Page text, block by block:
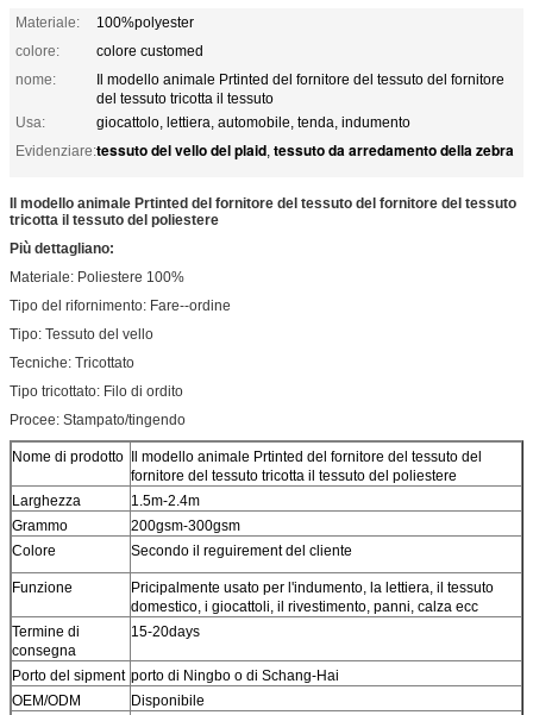
Materiale:
100%polyester
colore:
colore customed
nome:
Il modello animale Prtinted del fornitore del tessuto del fornitore
del tessuto tricotta il tessuto
Usa:
giocattolo, lettiera, automobile, tenda, indumento
Evidenziare:tessuto del vello del plaid, tessuto da arredamento della zebra
Il modello animale Prtinted del fornitore del tessuto del fornitore del tessuto
tricotta il tessuto del poliestere
Più dettagliano:
Materiale: Poliestere 100%
Tipo del rifornimento: Fare--ordine
Tipo: Tessuto del vello
Tecniche: Tricottato
Tipo tricottato: Filo di ordito
Procee: Stampato/tingendo
Nome di prodotto Il modello animale Prtinted del fornitore del tessuto del
fornitore del tessuto tricotta il tessuto del poliestere
Larghezza
1.5m-2.4m
Grammo
200gsm-300gsm
Colore
Secondo il reguirement del cliente
Funzione
Pricipalmente usato per l'indumento, la lettiera, il tessuto
domestico, i giocattoli, il rivestimento, panni, calza ecc
Termine di
consegna
15-20days
Porto del sipment porto di Ningbo o di Schang-Hai
OEM/ODM
Disponibile